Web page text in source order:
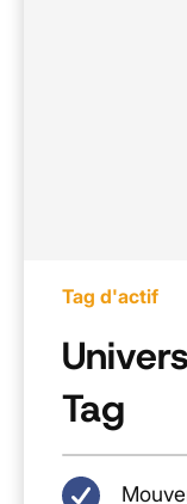
Tag d'actif
Tag